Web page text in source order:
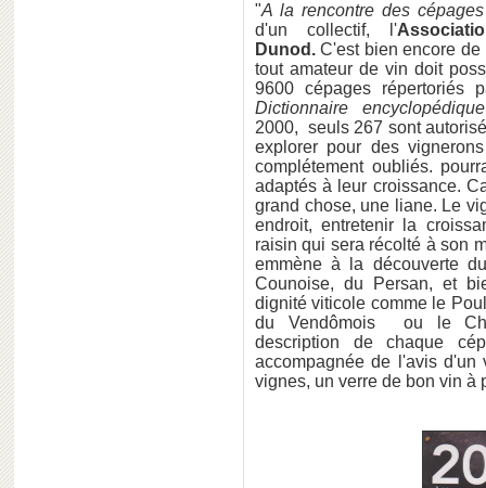
"A la rencontre des
d'un collectif, l'
Dunod.C'est bien encore
tout amateur de vin doit
9600 cépages répertoriés
Dictionnaire
2000, seuls 267 sont
explorer pour des
complétement oubliés.
adaptés à leur croissance.
grand chose, une liane. Le
endroit, entretenir la
raisin qui sera récolté à son
emmène à la découverte
Counoise, du Persan, et
dignité viticole comme le
du Vendômois ou le
description de chaque
accompagnée de l'avis
vignes, un verre de bon vin à